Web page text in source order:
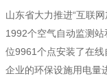
山东省大力推进“互联
1992个空气自动监测
位9961个点安装了在
企业的环保设施用电量